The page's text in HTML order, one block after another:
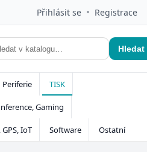
Přihlásit se • Registrace
Hledat
Periferie TISK
Gaming
IoT Software Ostatní